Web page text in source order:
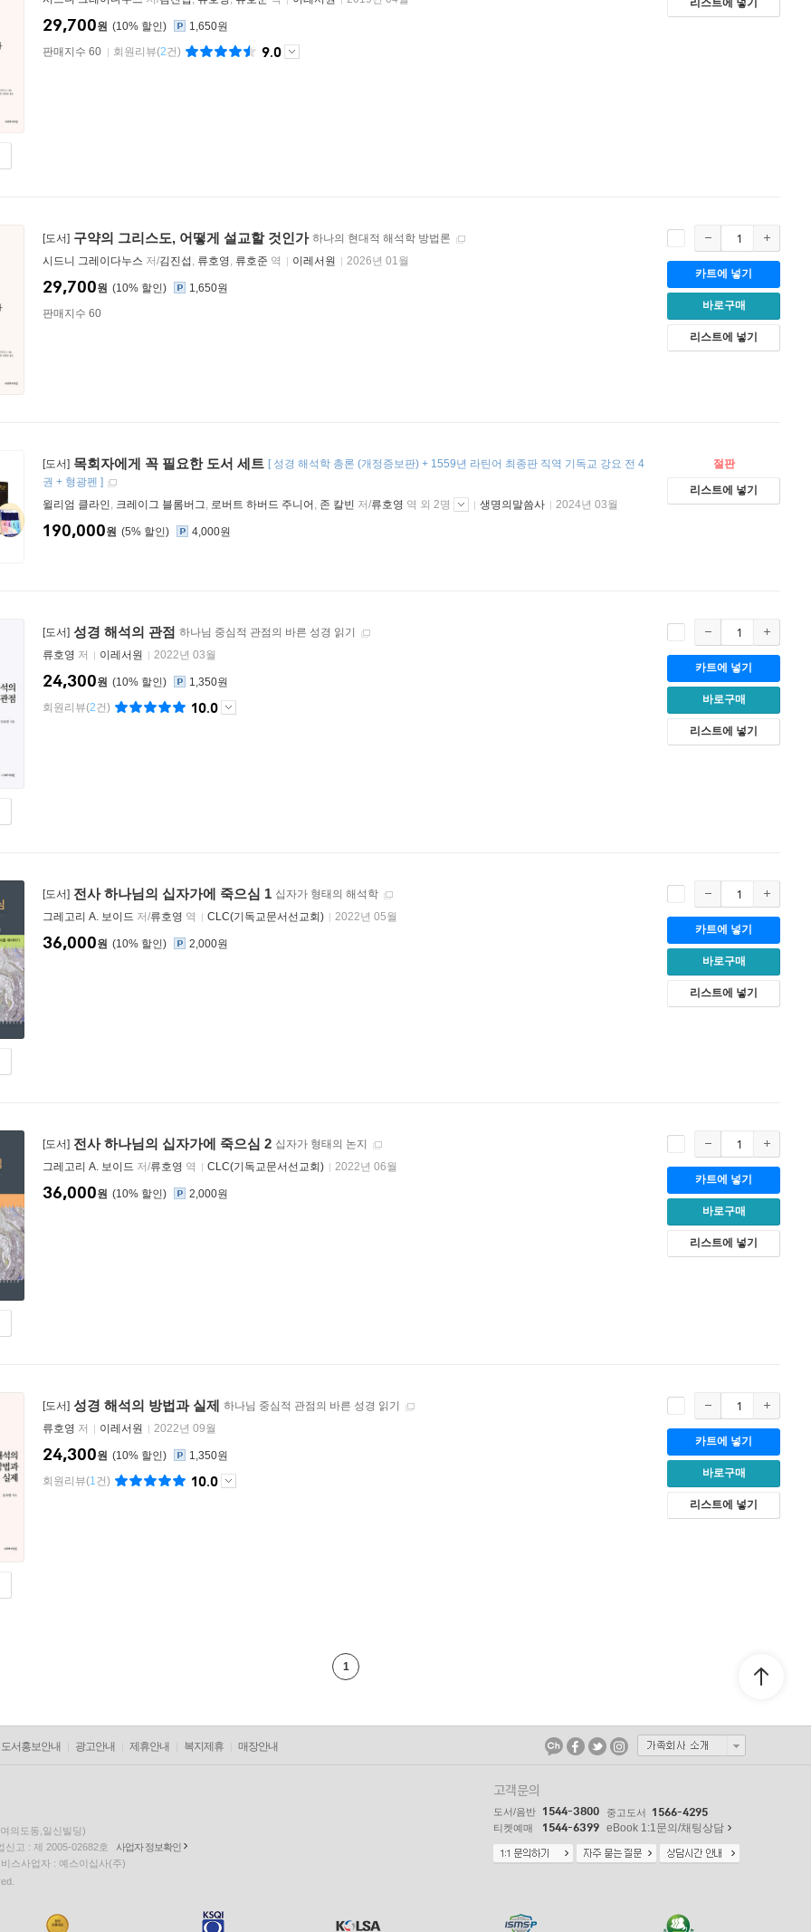
10%
29,700원
1,650원
판매지수 60
회원리뷰(2건) 9.0
리스트에 넣기
[도서] 구약의 그리스도, 어떻게 설교할 것인가 하나의 현대적 해석학 방법론
시드니 그레이다누스 저/김진섭 , 류호영, 류호준 역 이레서원 2026년 01월
10%
29,700원
1,650원
판매지수 60
카트에 넣기
바로구매
리스트에 넣기
[도서] 목회자에게 꼭 필요한 도서 세트 [ 성경 해석학 총론 (개정증보판) + 1559년 라틴어 최종판 직역 기독교 강요 전 4
권 + 형광펜 ]
윌리엄 클라인 , 크레이그 블롬버그, 로버트 하버드 주니어 , 존 칼빈 저/류호영 역 외 2명 생명의말씀사 2024년 03월
5%
190,000원 4,000원
절판
리스트에 넣기
[도서] 성경 해석의 관점 하나님 중심적 관점의 바른 성경 읽기
류호영 저 이레서원 2022년 03월
10%
24,300원
1,350원
회원리뷰(2건) 10.0
카트에 넣기
바로구매
리스트에 넣기
[도서] 전사 하나님의 십자가에 죽으심 1 십자가 형태의 해석학
그레고리 A. 보이드 저/류호영 역 CLC(기독교문서선교회) 2022년 05월
10%
36,000원 2,000원
카트에 넣기
바로구매
리스트에 넣기
[도서] 전사 하나님의 십자가에 죽으심 2 십자가 형태의 논지
그레고리 A. 보이드 저/류호영 역 CLC(기독교문서선교회) 2022년 06월
10%
36,000원 2,000원
카트에 넣기
바로구매
리스트에 넣기
[도서] 성경 해석의 방법과 실제 하나님 중심적 관점의 바른 성경 읽기
류호영 저 이레서원 2022년 09월
10%
24,300원
1,350원
회원리뷰(1건) 10.0
카트에 넣기
바로구매
리스트에 넣기
1
도서홍보안내 광고안내 제휴안내 복지제휴 매장안내
의도동,일신빌딩)
고 : 제 2005-02682호
사업자 정보확인
스사업자 : 예스이십사(주)
고객문의
도서/음반 1544-3800 중고도서 1566-4295
티켓예매 1544-6399 eBook 1:1문의/채팅상담